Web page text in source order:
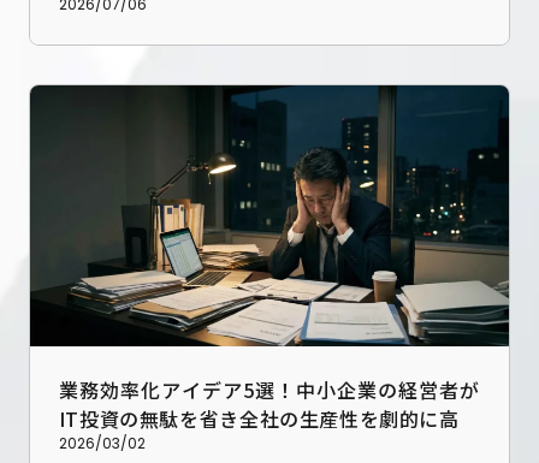
援のすべて
業務効率化アイデア5選！中小企業の経営者が
IT投資の無駄を省き全社の生産性を劇的に高め
る実践手順
2026/03/02